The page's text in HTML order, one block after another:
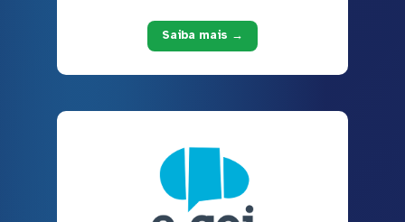
Saiba mais →